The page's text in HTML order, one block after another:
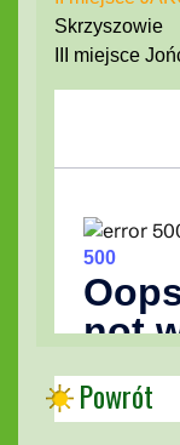
Skrzyszowie
III miejsce
Powrót